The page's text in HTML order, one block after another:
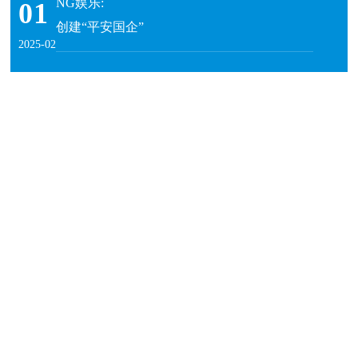
01
2025-02
创建“平安国企”